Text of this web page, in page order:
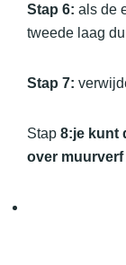
Stap 6: als de
tweede laag
Stap 7:
Stap 8:je kunt
over muurverf